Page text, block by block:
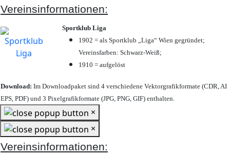
Vereinsinformationen:
Sportklub Liga
1902 = als Sportklub „Liga“ Wien gegründet;
Vereinsfarben: Schwarz-Weiß;
1910 = aufgelöst
Download: Im Downloadpaket sind 4 verschiedene Vektorgrafikformate (CDR, AI
EPS, PDF) und 3 Pixelgrafikformate (JPG, PNG, GIF) enthalten.
×
×
Vereinsinformationen: